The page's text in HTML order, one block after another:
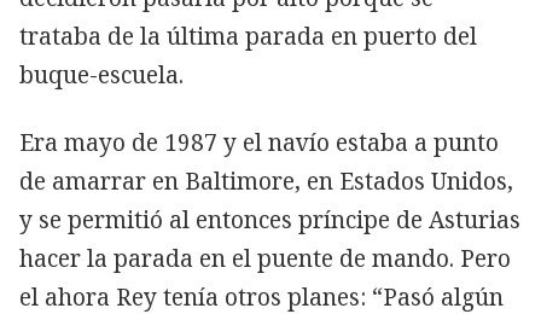
trataba de la última parada en puerto del
buque-escuela.
Era mayo de 1987 y el navío estaba a punto
de amarrar en Baltimore, en Estados Unidos,
y se permitió al entonces príncipe de Asturias
hacer la parada en el puente de mando. Pero
el ahora Rey tenía otros planes: “Pasó algún